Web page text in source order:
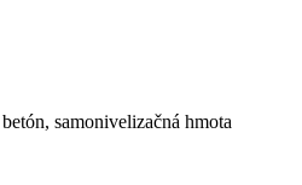
samonivelizačná hmota